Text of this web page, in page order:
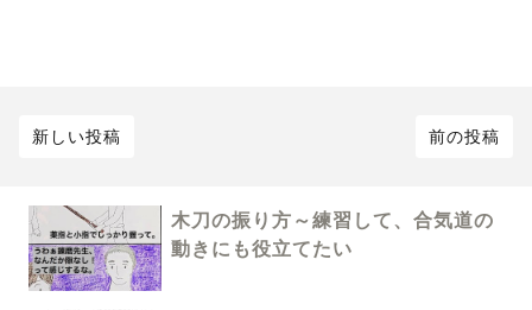
新しい投稿 前の投稿
木刀の振り方～練習して、合気道の
動きにも役立てたい